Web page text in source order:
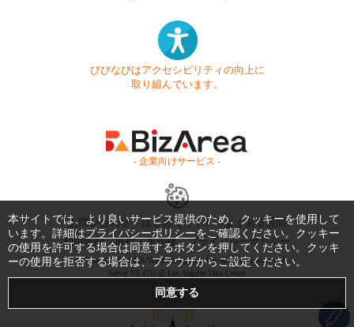
びびなびはアクセシビリティの向上に
取り組んでいます。
- 企業向けサービス -
お問い合わせ はじめてガイド
よくある質問
利用規約
商標・著作権 プライバシーポリシー
Copyright © 1999-2026 Vivid Navigation, Inc. All Rights Reserved.
Server US (75) @ Los Angeles Data Center
本サイトでは、より良いサービス提供のため、クッキーを使用して
います。詳細はプライバシーポリシーをご確認ください。クッキー
の使用を許可する場合は同意するボタンを押してください。クッキ
ーの使用を拒否する場合は、ブラウザからご設定ください。